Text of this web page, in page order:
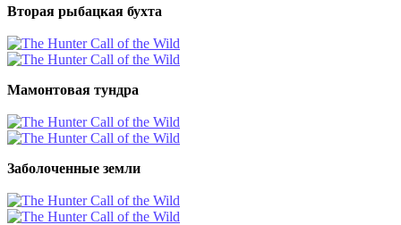
Вторая рыбацкая бухта
Мамонтовая тундра
Заболоченные земли